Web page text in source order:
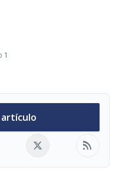
1
artículo
rss_feed